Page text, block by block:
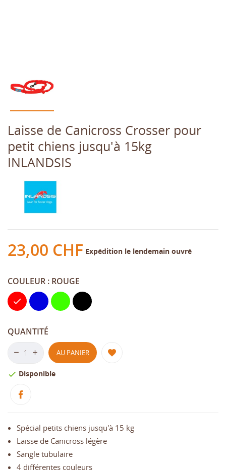
Laisse de Canicross Crosser pour
petit chiens jusqu'à 15kg
INLANDSIS
23,00 CHF Expédition le lendemain ouvré
COULEUR : ROUGE
Rouge Bleu Vert Noir
QUANTITÉ
AU PANIER
 Disponible
Spécial petits chiens jusqu'à 15 kg
Laisse de Canicross légère
Sangle tubulaire
4 différentes couleurs